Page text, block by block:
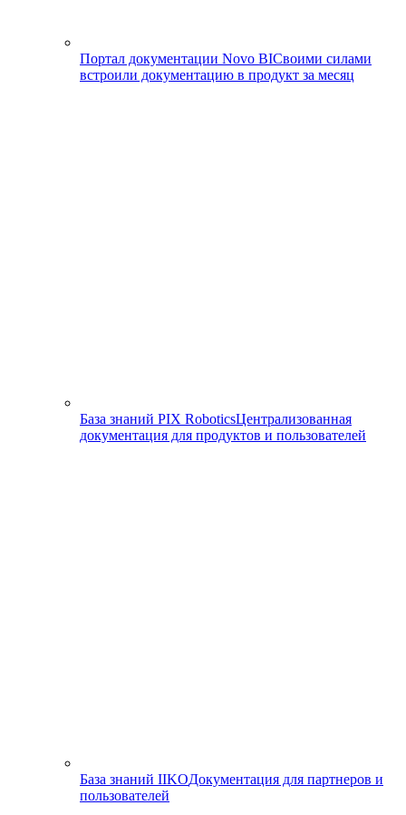
Портал документации Novo BIСвоими силами
встроили документацию в продукт за месяц
База знаний PIX RoboticsЦентрализованная
документация для продуктов и пользователей
База знаний IIKOДокументация для партнеров и
пользователей